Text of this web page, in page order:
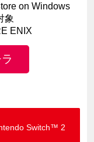
on Windows
象
ENIX
Switch™ 2